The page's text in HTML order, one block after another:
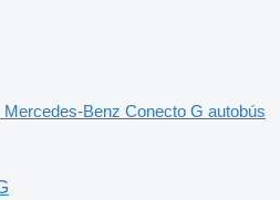
Mercedes-Benz Conecto G autobús